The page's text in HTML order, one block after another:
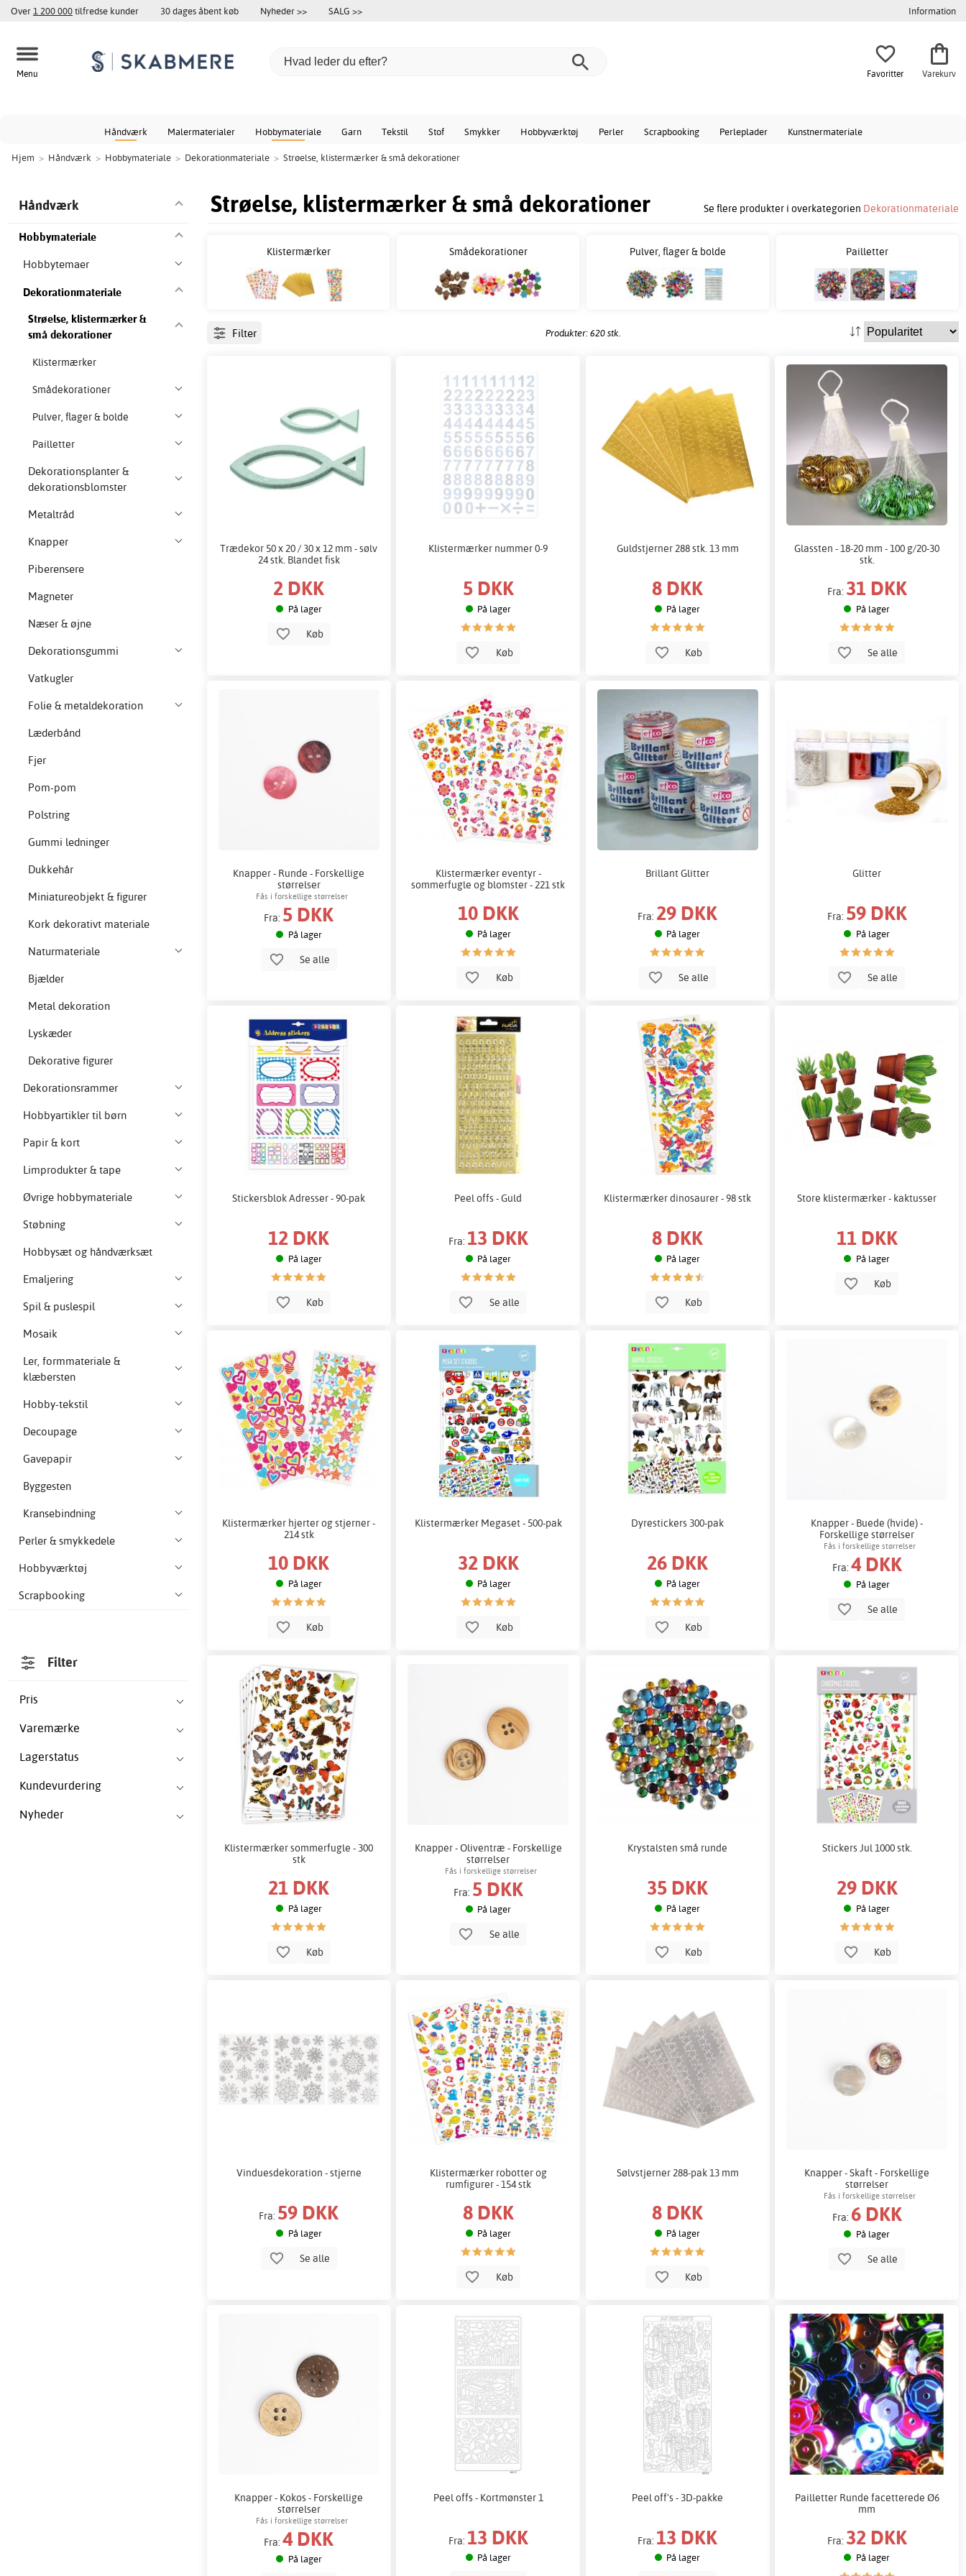
Over1 200 000tilfredse kunder 30 dages åbent køb Nyheder >> SALG >> Information
Menu Favoritter Varekurv
Håndværk Malermaterialer Hobbymateriale Garn Tekstil Stof Smykker Hobbyværktøj Perler Scrapbooking Perleplader Kunstnermateriale
Hjem > Håndværk > Hobbymateriale > Dekorationmateriale > Strøelse, klistermærker & små dekorationer
Strøelse, klistermærker & små dekorationer Se flere produkter i overkategorien Dekorationmateriale
Håndværk
Hobbymateriale
Hobbytemaer
Dekorationmateriale
Strøelse, klistermærker &
små dekorationer
Klistermærker
Smådekorationer
Pulver, flager & bolde
Pailletter
Dekorationsplanter &
dekorationsblomster
Metaltråd
Knapper
Piberensere
Magneter
Næser & øjne
Dekorationsgummi
Vatkugler
Folie & metaldekoration
Læderbånd
Fjer
Pom-pom
Polstring
Gummi ledninger
Dukkehår
Miniatureobjekt & figurer
Kork dekorativt materiale
Naturmateriale
Bjælder
Metal dekoration
Lyskæder
Dekorative figurer
Dekorationsrammer
Hobbyartikler til børn
Papir & kort
Limprodukter & tape
Øvrige hobbymateriale
Støbning
Hobbysæt og håndværksæt
Emaljering
Spil & puslespil
Mosaik
Ler, formmateriale &
klæbersten
Hobby-tekstil
Decoupage
Gavepapir
Byggesten
Kransebindning
Perler & smykkedele
Hobbyværktøj
Scrapbooking
Filter
Pris
Varemærke
Lagerstatus
Kundevurdering
Nyheder
Klistermærker Smådekorationer Pulver, flager & bolde Pailletter
Filter Produkter: 620 stk.
Trædekor 50 x 20 / 30 x 12 mm - sølv
24 stk. Blandet fisk
2 DKK
På lager
Køb
Klistermærker nummer 0-9
5 DKK
På lager
Køb
Guldstjerner 288 stk. 13 mm
8 DKK
På lager
Køb
Glassten - 18-20 mm - 100 g/20-30
stk.
Fra: 31 DKK
På lager
Se alle
Knapper - Runde - Forskellige
størrelser
Fås i forskellige størrelser
Fra: 5 DKK
På lager
Se alle
Klistermærker eventyr -
sommerfugle og blomster - 221 stk
10 DKK
På lager
Køb
Brillant Glitter
Fra: 29 DKK
På lager
Se alle
Glitter
Fra: 59 DKK
På lager
Se alle
Stickersblok Adresser - 90-pak
12 DKK
På lager
Køb
Peel offs - Guld
Fra: 13 DKK
På lager
Se alle
Klistermærker dinosaurer - 98 stk
8 DKK
På lager
Køb
Store klistermærker - kaktusser
11 DKK
På lager
Køb
Klistermærker hjerter og stjerner -
214 stk
10 DKK
På lager
Køb
Klistermærker Megaset - 500-pak
32 DKK
På lager
Køb
Dyrestickers 300-pak
26 DKK
På lager
Køb
Knapper - Buede (hvide) -
Forskellige størrelser
Fås i forskellige størrelser
Fra: 4 DKK
På lager
Se alle
Klistermærker sommerfugle - 300
stk
21 DKK
På lager
Køb
Knapper - Oliventræ - Forskellige
størrelser
Fås i forskellige størrelser
Fra: 5 DKK
På lager
Se alle
Krystalsten små runde
35 DKK
På lager
Køb
Stickers Jul 1000 stk.
29 DKK
På lager
Køb
Vinduesdekoration - stjerne
Fra: 59 DKK
På lager
Se alle
Klistermærker robotter og
rumfigurer - 154 stk
8 DKK
På lager
Køb
Sølvstjerner 288-pak 13 mm
8 DKK
På lager
Køb
Knapper - Skaft - Forskellige
størrelser
Fås i forskellige størrelser
Fra: 6 DKK
På lager
Se alle
Knapper - Kokos - Forskellige
størrelser
Fås i forskellige størrelser
Fra:4 DKK
På lager
Peel offs - Kortmønster 1
Fra: 13 DKK
På lager
Peel off's - 3D-pakke
Fra: 13 DKK
På lager
Pailletter Runde facetterede Ø6
mm
Fra: 32 DKK
På lager